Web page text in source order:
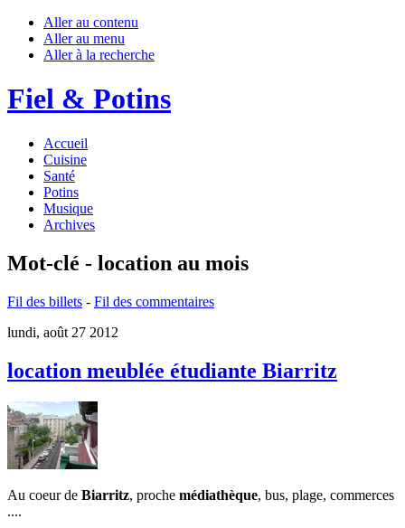
Aller au contenu
Aller au menu
Aller à la recherche
Fiel & Potins
Accueil
Cuisine
Santé
Potins
Musique
Archives
Mot-clé - location au mois
Fil des billets - Fil des commentaires
lundi, août 27 2012
location meublée étudiante Biarritz
Au coeur de Biarritz, proche médiathèque, bus, plage, commerces
....